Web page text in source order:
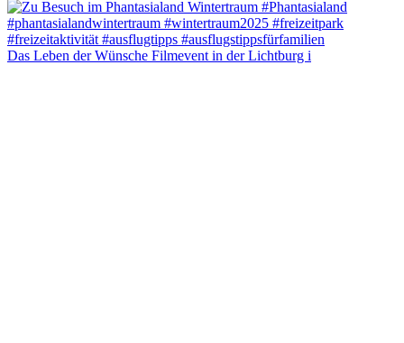
Das Leben der Wünsche Filmevent in der Lichtburg i